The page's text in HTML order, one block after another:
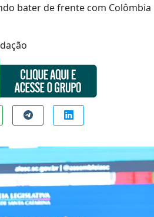
bater de frente com Colômbia